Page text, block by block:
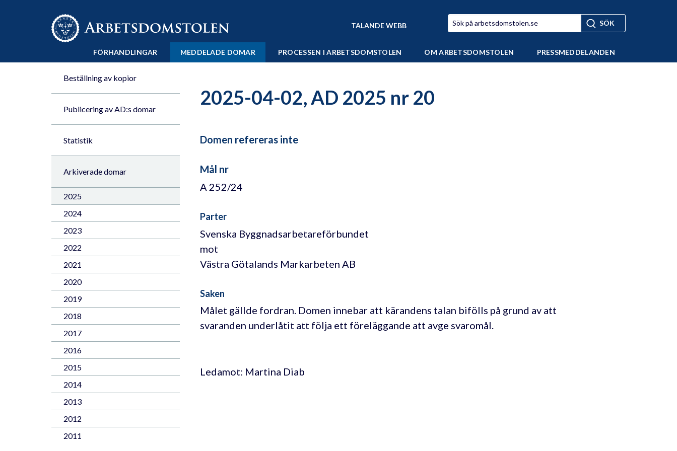
Till innehåll på sidan x
TALANDE WEBB
FÖRHANDLINGAR MEDDELADE DOMAR PROCESSEN I ARBETSDOMSTOLEN OM ARBETSDOMSTOLEN PRESSMEDDELANDEN
Beställning av kopior
Publicering av AD:s domar
Statistik
Arkiverade domar
2025
2024
2023
2022
2021
2020
2019
2018
2017
2016
2015
2014
2013
2012
2011
2025-04-02, AD 2025 nr 20
Domen refereras inte
Mål nr
A 252/24
Parter
Svenska Byggnadsarbetareförbundet
mot
Västra Götalands Markarbeten AB
Saken
Målet gällde fordran. Domen innebar att kärandens talan bifölls på grund av att
svaranden underlåtit att följa ett föreläggande att avge svaromål.
Ledamot: Martina Diab